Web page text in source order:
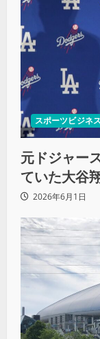
スポーツビジネス
元ドジャー
ていた大谷
知られざる
2026年6月1日